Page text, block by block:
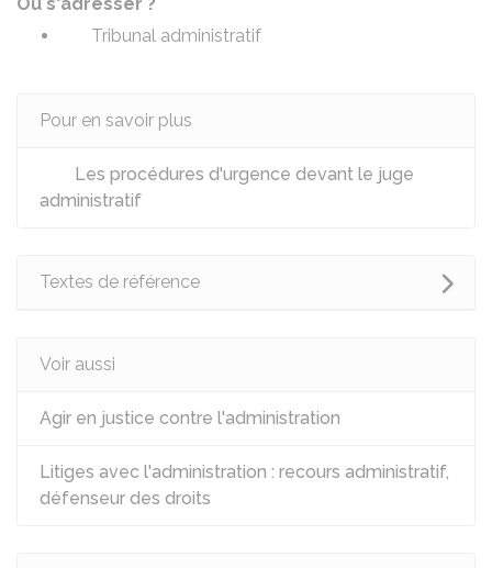
Tribunal administratif
Pour en savoir plus
Les procédures d'urgence devant le juge
administratif
Textes de référence
Voir aussi
Agir en justice contre l'administration
Litiges avec l'administration : recours administratif,
défenseur des droits